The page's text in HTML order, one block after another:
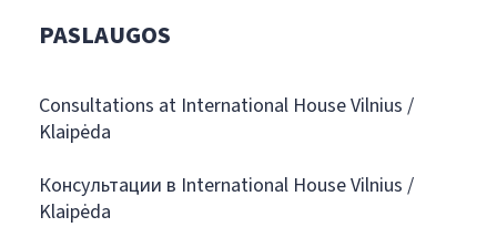
PASLAUGOS
Consultations at International House Vilnius /
Klaipėda
Консультации в International House Vilnius /
Klaipėda